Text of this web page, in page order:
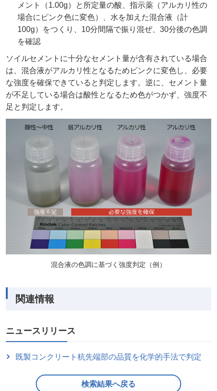
メント（1.00g）と所定量の酸、指示薬（アルカリ性の
場合にピンク色に変色）、水を加えた混合液（計
100g）をつくり、10分間隔で振り混ぜ、30分後の色調
を確認
ソイルセメントに十分なセメント量が含有されている場合
は、混合液がアルカリ性となるためピンクに変色し、必要
な強度を確保できていると判定します。逆に、セメント量
が不足している場合は酸性となるため色がつかず、強度不
足と判定します。
混合液の色調に基づく強度判定（例）
関連情報
ニュースリリース
既製コンクリート杭先端部の品質を化学的手法で判定
検索結果へ戻る